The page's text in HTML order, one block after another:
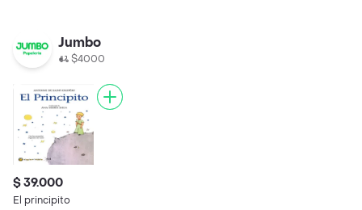
Jumbo
$4000
$ 39.000
El principito